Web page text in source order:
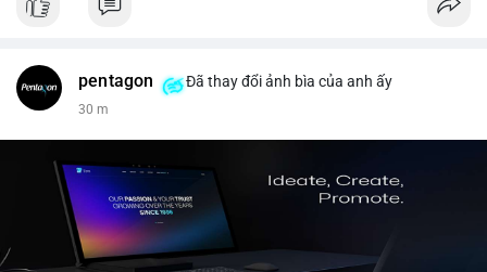
pentagon Đã thay đổi ảnh bìa của anh ấy
30 m